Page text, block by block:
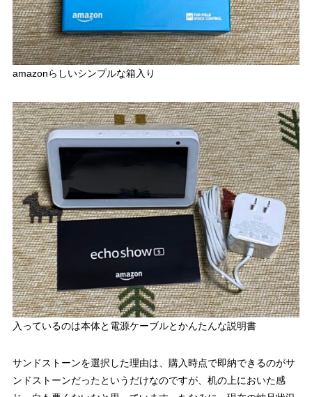
amazonらしいシンプルな箱入り
入っているのは本体と電源ケーブルとかんたんな説明書
サンドストーンを選択した理由は、購入時点で即納できるのがサ
ンドストーンだったというだけなのですが、机の上においた感